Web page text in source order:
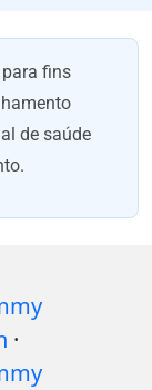
fins
de saúde
·